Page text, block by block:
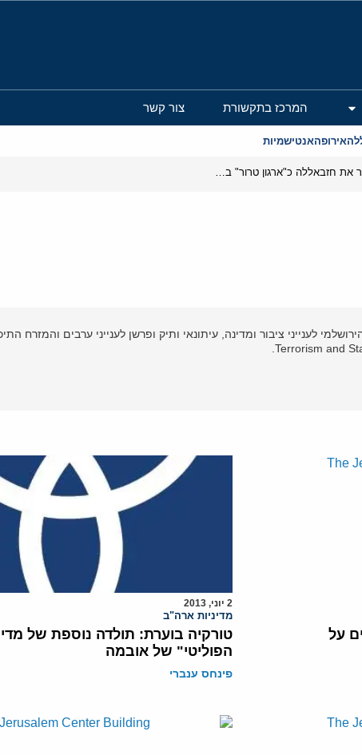
המרכז בתקשורת צור קשר
אירופהאנטישמיות
מדוע צבא לבנון לא יכול להגדיר את חזבאללה כ"ארגון טרור" באופן רשמי?
Terrorism and
על
2 יוני, 2013
מדיניות ארה"ב
טורקיה בוערת: תולדה נוספת של
הפוליטי" של אובמה
פינחס ענברי